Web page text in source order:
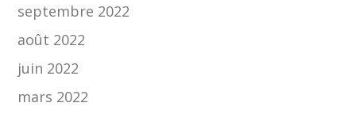
septembre 2022
août 2022
juin 2022
mars 2022